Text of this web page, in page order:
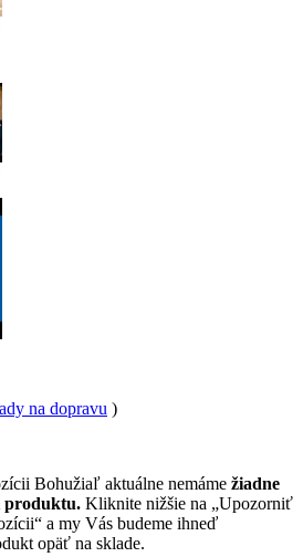
na dopravu )
Bohužiaľ aktuálne nemáme žiadne
produktu. Kliknite nižšie na „Upozorniť
a my Vás budeme ihneď
opäť na sklade.